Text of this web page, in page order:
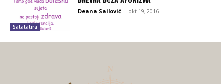
Satatatira
Deana Sailović - okt 19, 2016